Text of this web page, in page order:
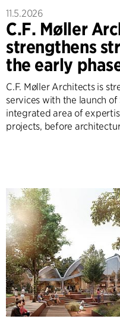
11.5.2026
C.F. Møller
strengthens
the early
C.F. Møller Architects is
services with the launch
integrated area of
projects, before